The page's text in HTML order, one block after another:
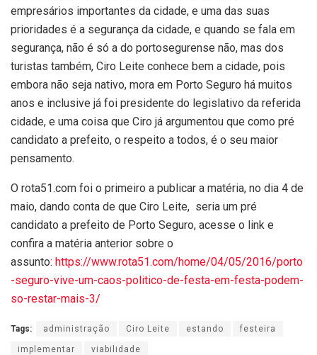
empresários importantes da cidade, e uma das suas
prioridades é a segurança da cidade, e quando se fala em
segurança, não é só a do portosegurense não, mas dos
turistas também, Ciro Leite conhece bem a cidade, pois
embora não seja nativo, mora em Porto Seguro há muitos
anos e inclusive já foi presidente do legislativo da referida
cidade, e uma coisa que Ciro já argumentou que como pré
candidato a prefeito, o respeito a todos, é o seu maior
pensamento.
O rota51.com foi o primeiro a publicar a matéria, no dia 4 de
maio, dando conta de que Ciro Leite, seria um pré
candidato a prefeito de Porto Seguro, acesse o link e
confira a matéria anterior sobre o
assunto: https://www.rota51.com/home/04/05/2016/porto
-seguro-vive-um-caos-politico-de-festa-em-festa-podem-
so-restar-mais-3/
Tags: administração Ciro Leite estando festeira
implementar viabilidade